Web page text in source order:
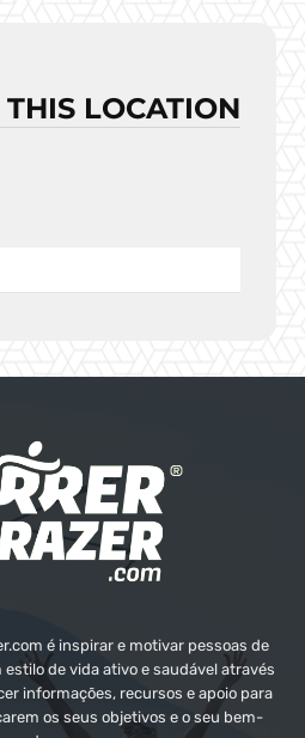
THIS LOCATION
é inspirar e motivar pessoas de
de vida ativo e saudável através
informações, recursos e apoio para
os seus objetivos e o seu bem-